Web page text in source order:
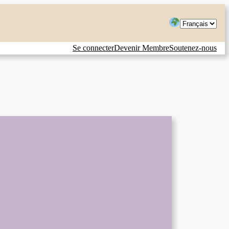
Choisir
langue
Se connecterDevenir MembreSoutenez-nous